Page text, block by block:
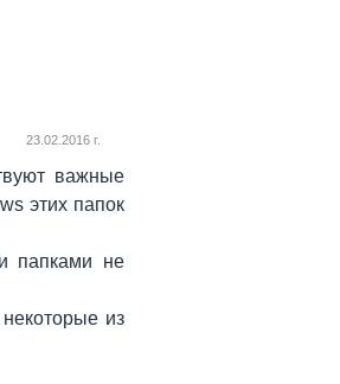
23.02.2016 г.
важные
этих папок
папками не
из